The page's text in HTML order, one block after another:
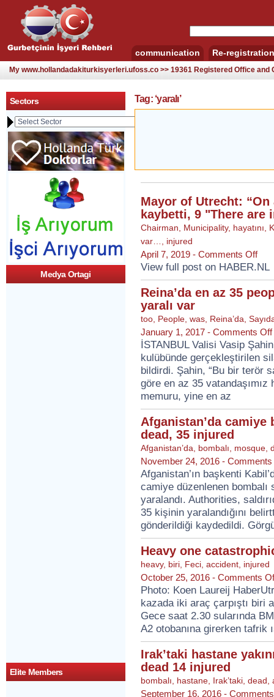
communication Re-registration
My www.hollandadakiturkisyerleri.ufoss.co >> 19361 Registered Office and
Sectors
Medya Ortagi
Elite Members
Tag: ‘yaralı’
Mayor of Utrecht: “On
kaybetti, 9 "There are
Chairman Municipality, hayatını
var…
injured
April 7, 2019 - Comments Offon
of
9
are
View full post on HABER.NL
Reina’da en az 35
yaralı var
too People was Reina’da
January 1, 2017 - Comments Off
İSTANBUL Valisi Vasip
kulübünde gerçekleştirilen
bildirdi. Şahin, “Bu bir terör
göre en az 35 vatandaşımız
memuru, yine en az
Afganistan’da camiye
dead, 35 injured
Afganistan’da bombalı mosque
November 24, 2016 - Comments
Afganistan’ın başkenti
camiye düzenlenen bombalı
yaralandı. Authorities,
35 kişinin yaralandığını
gönderildiği kaydedildi.
Heavy one
heavy, biri Feci accident injured
October 25, 2016 - Comments
Photo: Koen Laureij
kazada iki araç çarpıştı biri
Gece saat 2.30 sularında
A2 otobanına girerken tafrik
Irak’taki hastane
dead 14 injured
bombalı hastane Irak’taki dead
September 16, 2016 -